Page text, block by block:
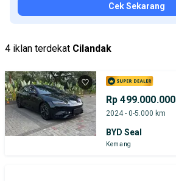
Cek Sekarang
4 iklan terdekat Cilandak
Rp 499.000.000
2024 - 0-5.000 km
BYD Seal
Kemang